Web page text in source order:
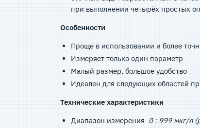
при выполнении четырёх простых
Особенности
Проще в использовании и более
Измеряет только один параметр
Малый размер, большое удобство
Идеален для следующих областей
Технические характеристики
Диапазон измерения 0 : 999 мкг/л